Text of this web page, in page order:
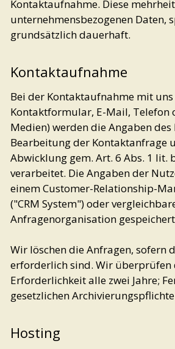
Kontaktaufnahme. Diese
unternehmensbezogenen Daten,
grundsätzlich dauerhaft.
Kontaktaufnahme
Bei der Kontaktaufnahme mit uns
Kontaktformular, E-Mail, Telefon
Medien) werden die Angaben
Bearbeitung der Kontaktanfrage
Abwicklung gem. Art. 6 Abs. 1 lit.
verarbeitet. Die Angaben der
einem Customer-Relationship-
("CRM System") oder
Anfragenorganisation
Wir löschen die Anfragen, sofern
erforderlich sind. Wir überprüfen
Erforderlichkeit alle zwei Jahre;
gesetzlichen
Hosting